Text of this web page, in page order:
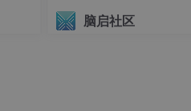
含
分布式运行时层和资源管
和数据流。
脑启社区